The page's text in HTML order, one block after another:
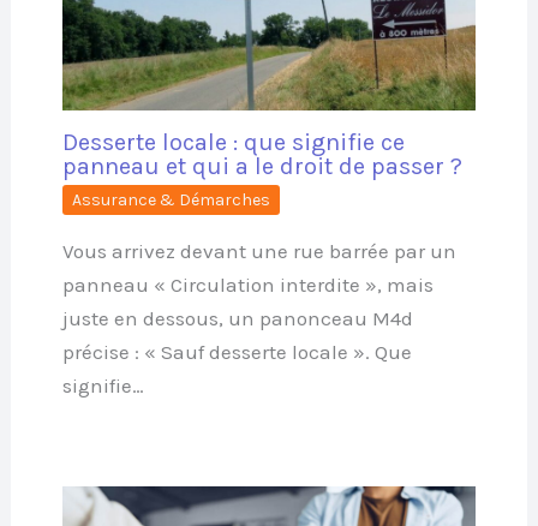
Desserte locale : que signifie ce
panneau et qui a le droit de passer ?
Assurance & Démarches
Vous arrivez devant une rue barrée par un
panneau « Circulation interdite », mais
juste en dessous, un panonceau M4d
précise : « Sauf desserte locale ». Que
signifie…